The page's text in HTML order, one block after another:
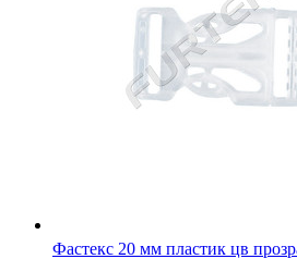
Фастекс 20 мм пластик цв